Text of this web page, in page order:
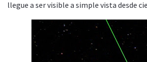
llegue a ser visible a simple vista desde